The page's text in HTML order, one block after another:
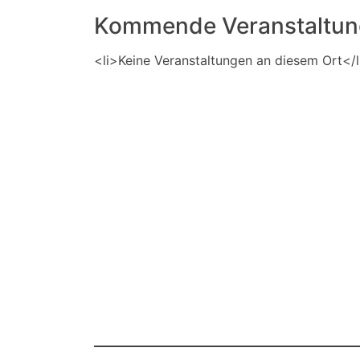
Kommende
<li>Keine Veranstaltungen an diesem Ort</